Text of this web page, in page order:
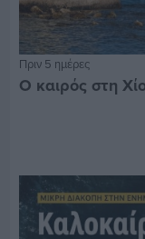
Πριν 5 ημέρες
Ο καιρός στη